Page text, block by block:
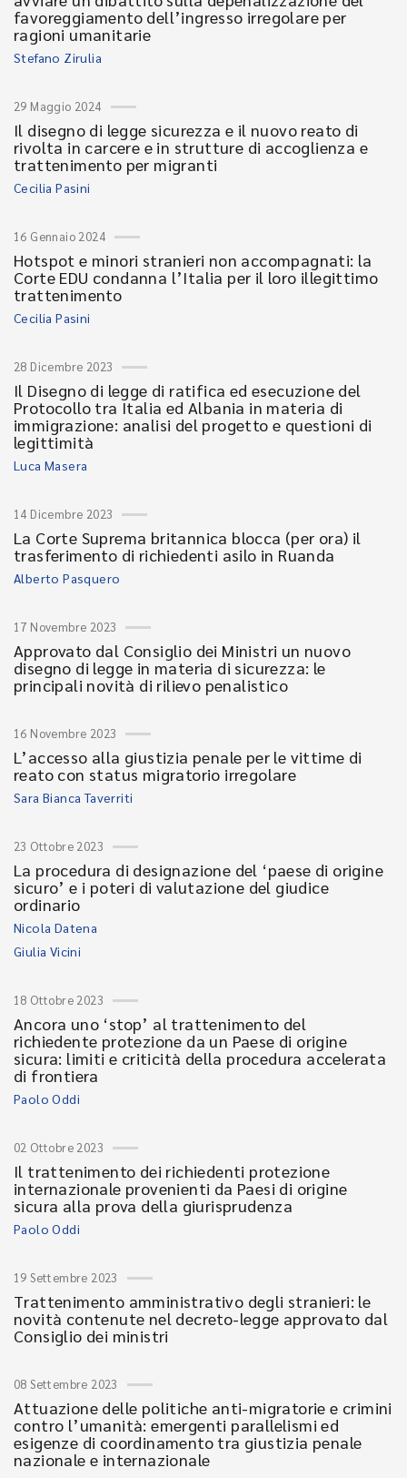
favoreggiamento dell’ingresso irregolare per
ragioni umanitarie
Stefano Zirulia
29 Maggio 2024
Il disegno di legge sicurezza e il nuovo reato di
rivolta in carcere e in strutture di accoglienza e
trattenimento per migranti
Cecilia Pasini
16 Gennaio 2024
Hotspot e minori stranieri non accompagnati: la
Corte EDU condanna l’Italia per il loro illegittimo
trattenimento
Cecilia Pasini
28 Dicembre 2023
Il Disegno di legge di ratifica ed esecuzione del
Protocollo tra Italia ed Albania in materia di
immigrazione: analisi del progetto e questioni di
legittimità
Luca Masera
14 Dicembre 2023
La Corte Suprema britannica blocca (per ora) il
trasferimento di richiedenti asilo in Ruanda
Alberto Pasquero
17 Novembre 2023
Approvato dal Consiglio dei Ministri un nuovo
disegno di legge in materia di sicurezza: le
principali novità di rilievo penalistico
16 Novembre 2023
L’accesso alla giustizia penale per le vittime di
reato con status migratorio irregolare
Sara Bianca Taverriti
23 Ottobre 2023
La procedura di designazione del ‘paese di origine
sicuro’ e i poteri di valutazione del giudice
ordinario
Nicola Datena
Giulia Vicini
18 Ottobre 2023
Ancora uno ‘stop’ al trattenimento del
richiedente protezione da un Paese di origine
sicura: limiti e criticità della procedura accelerata
di frontiera
Paolo Oddi
02 Ottobre 2023
Il trattenimento dei richiedenti protezione
internazionale provenienti da Paesi di origine
sicura alla prova della giurisprudenza
Paolo Oddi
19 Settembre 2023
Trattenimento amministrativo degli stranieri: le
novità contenute nel decreto-legge approvato dal
Consiglio dei ministri
08 Settembre 2023
Attuazione delle politiche anti-migratorie e crimini
contro l’umanità: emergenti parallelismi ed
esigenze di coordinamento tra giustizia penale
nazionale e internazionale